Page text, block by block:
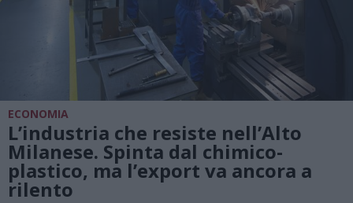
ECONOMIA
L’industria che resiste nell’Alto
Milanese. Spinta dal chimico-
plastico, ma l’export va ancora a
rilento